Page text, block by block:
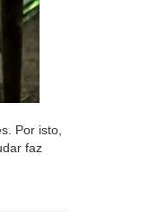
Por isto,
faz